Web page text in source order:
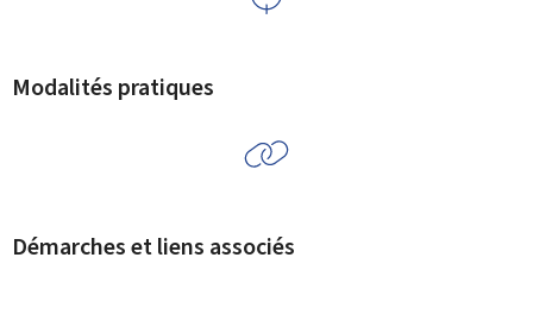
Modalités pratiques
Démarches et liens associés